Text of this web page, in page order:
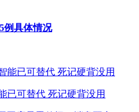
例具体情况
已可替代 死记硬背没用